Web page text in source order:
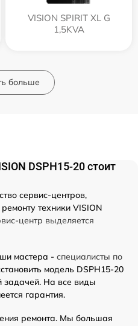
VISION SPIRIT XL G
1,5KVA
больше
DSPH15-20 стоит
сервис-центров,
техники VISION
центр выделяется
мастера - специалисты по
модель DSPH15-20
задачей. На все виды
гарантия.
ремонта. Мы большая